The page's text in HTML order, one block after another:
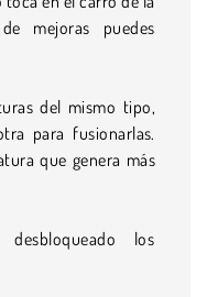
mejoras puedes
del mismo tipo,
para fusionarlas.
que genera más
los